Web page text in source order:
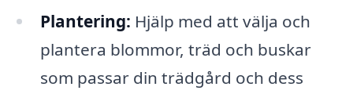
Plantering: Hjälp med att välja och
plantera blommor, träd och buskar
som passar din trädgård och dess